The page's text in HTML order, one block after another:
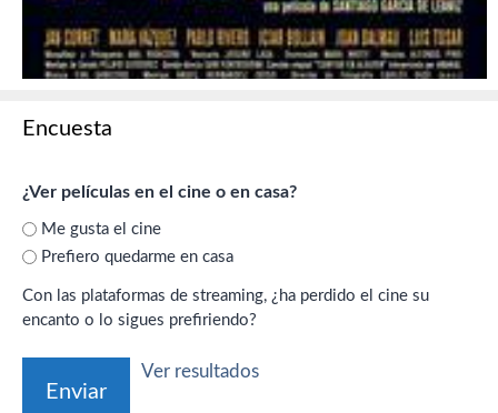
Encuesta
¿Ver películas en el cine o en casa?
Me gusta el cine
Prefiero quedarme en casa
Con las plataformas de streaming, ¿ha perdido el cine su
encanto o lo sigues prefiriendo?
Ver resultados